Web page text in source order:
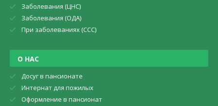
Заболевания (ЦНС)
Заболевания (ОДА)
При заболеваниях (CCC)
О НАС
Досуг в пансионате
Интернат для пожилых
Оформление в пансионат